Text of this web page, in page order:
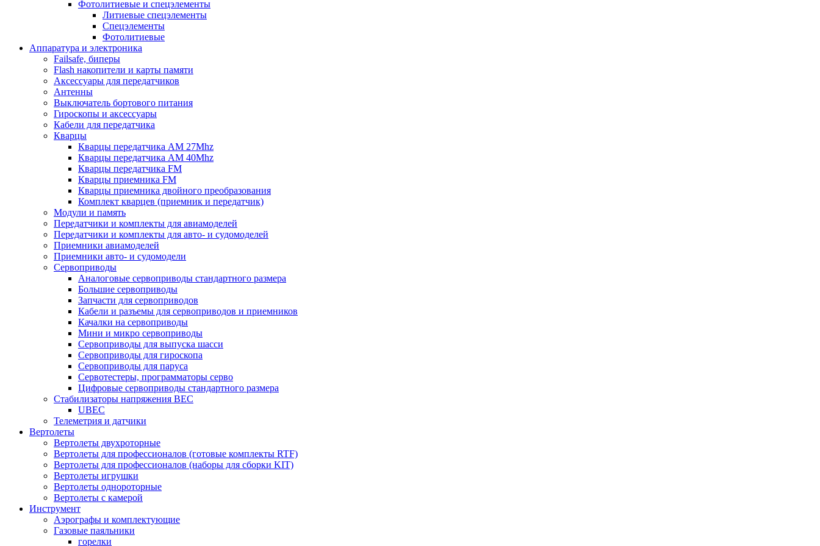
Фотолитиевые и спецэлементы
Литиевые спецэлементы
Спецэлементы
Фотолитиевые
Аппаратура и электроника
Failsafe, биперы
Flash накопители и карты памяти
Аксессуары для передатчиков
Антенны
Выключатель бортового питания
Гироскопы и аксессуары
Кабели для передатчика
Кварцы
Кварцы передатчика AM 27Mhz
Кварцы передатчика AM 40Mhz
Кварцы передатчика FM
Кварцы приемника FM
Кварцы приемника двойного преобразования
Комплект кварцев (приемник и передатчик)
Модули и память
Передатчики и комплекты для авиамоделей
Передатчики и комплекты для авто- и судомоделей
Приемники авиамоделей
Приемники авто- и судомодели
Сервоприводы
Аналоговые сервоприводы стандартного размера
Большие сервоприводы
Запчасти для сервоприводов
Кабели и разъемы для сервоприводов и приемников
Качалки на сервоприводы
Мини и микро сервоприводы
Сервоприводы для выпуска шасси
Сервоприводы для гироскопа
Сервоприводы для паруса
Сервотестеры, программаторы серво
Цифровые сервоприводы стандартного размера
Стабилизаторы напряжения BEC
UBEC
Телеметрия и датчики
Вертолеты
Вертолеты двухроторные
Вертолеты для профессионалов (готовые комплекты RTF)
Вертолеты для профессионалов (наборы для сборки KIT)
Вертолеты игрушки
Вертолеты однороторные
Вертолеты с камерой
Инструмент
Аэрографы и комплектующие
Газовые паяльники
горелки